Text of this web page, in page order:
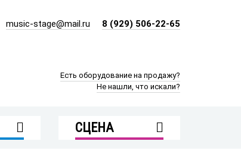
8 (929) 506-22-65
music-stage@mail.ru
Есть оборудование на продажу?
Не нашли, что искали?
СЦЕНА